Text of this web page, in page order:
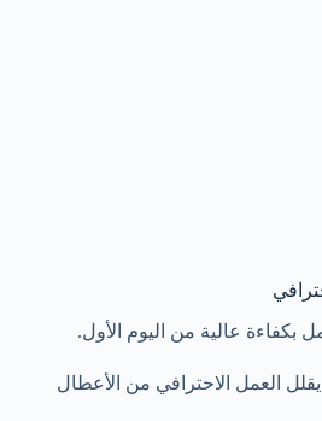
بكفاءة عالية من اليوم الأول.
يقلل العمل الاحترافي من الأعطال